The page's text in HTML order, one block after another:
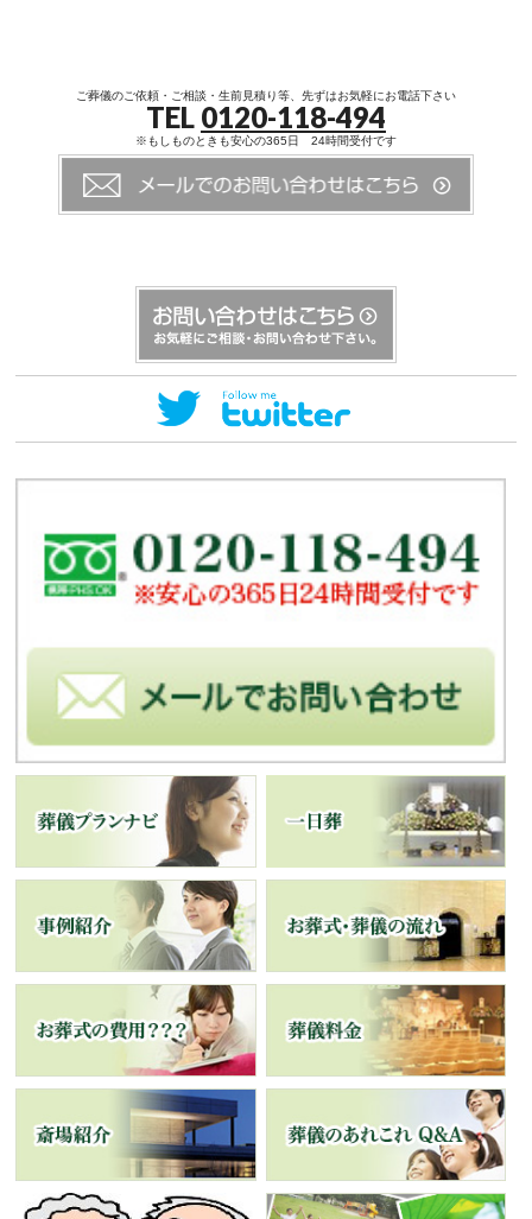
ご葬儀のご依頼・ご相談・生前見積り等、先ずはお気軽にお電話下さい
TEL 0120-118-494
※もしものときも安心の365日 24時間受付です